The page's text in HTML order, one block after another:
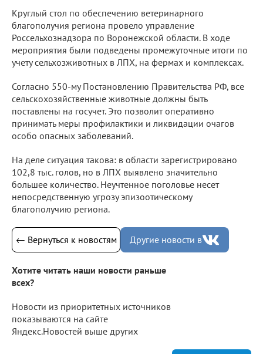
Круглый стол по обеспечению ветеринарного
благополучия региона провело управление
Россельхознадзора по Воронежской области. В ходе
мероприятия были подведены промежуточные итоги по
учету сельхозживотных в ЛПХ, на фермах и комплексах.
Согласно 550-му Постановлению Правительства РФ, все
сельскохозяйственные животные должны быть
поставлены на госучет. Это позволит оперативно
принимать меры профилактики и ликвидации очагов
особо опасных заболеваний.
На деле ситуация такова: в области зарегистрировано
102,8 тыс. голов, но в ЛПХ выявлено значительно
большее количество. Неучтенное поголовье несет
непосредственную угрозу эпизоотическому
благополучию региона.
← Вернуться к новостям Другие новости в
Хотите читать наши новости раньше
всех?
Новости из приоритетных источников
показываются на сайте
Яндекс.Новостей выше других